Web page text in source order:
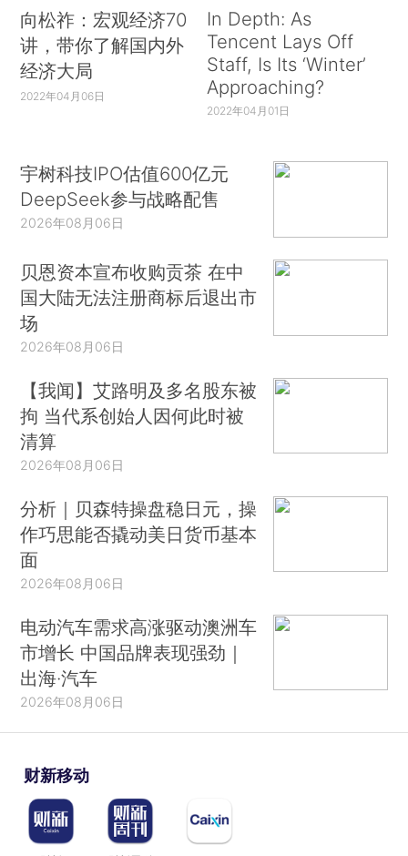
向松祚：宏观经济70
讲，带你了解国内外
经济大局
2022年04月06日
In Depth: As
Tencent Lays Off
Staff, Is Its ‘Winter’
Approaching?
2022年04月01日
宇树科技IPO估值600亿元
DeepSeek参与战略配售
2026年08月06日
贝恩资本宣布收购贡茶 在中
国大陆无法注册商标后退出市
场
2026年08月06日
【我闻】艾路明及多名股东被
拘 当代系创始人因何此时被
清算
2026年08月06日
分析｜贝森特操盘稳日元，操
作巧思能否撬动美日货币基本
面
2026年08月06日
电动汽车需求高涨驱动澳洲车
市增长 中国品牌表现强劲｜
出海·汽车
2026年08月06日
财新移动